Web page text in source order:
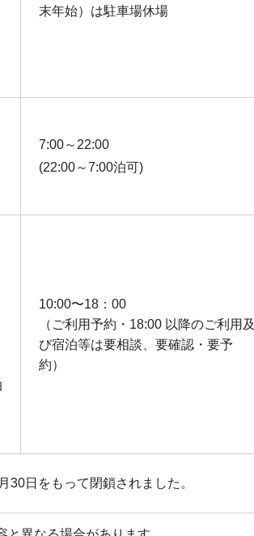
末年始）は駐車場休場
7:00～22:00
(22:00～7:00泊可)
10:00〜18：00
（ご利⽤予約・18:00 以降のご利⽤及
び宿泊等は要相談、要確認・要予
約）
30日をもって閉鎖されました。